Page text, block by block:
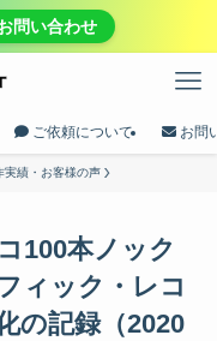
問い合わせ
ご依頼について お問
実績・お客様の声
100本ノック
ィック・レコ
の記録（2020